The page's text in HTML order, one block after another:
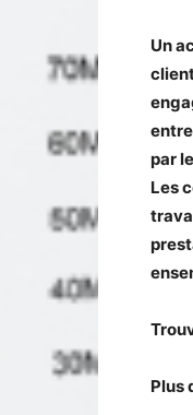
Un
par
Les
Plus